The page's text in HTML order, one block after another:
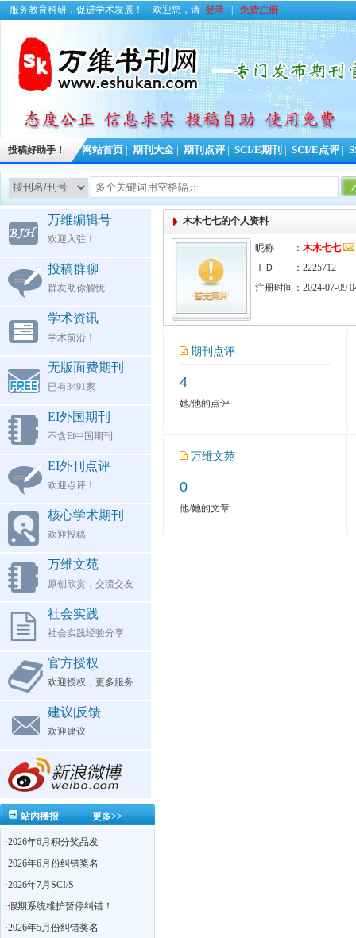
服务教育科研，促进学术发展！ 欢迎您，请 登录 免费注册
投稿好助手！ 网站首页 期刊大全 期刊点评 SCI/E期刊 SCI/E点评
今日更新期刊
万维编辑号
欢迎入驻！
投稿群聊
群友助你解忧
学术资讯
学术前沿！
无版面费期刊
已有3491家
EI外国期刊
不含Ei中国期刊
EI外刊点评
欢迎点评！
核心学术期刊
欢迎投稿
万维文苑
原创欣赏，交流交友
社会实践
社会实践经验分享
官方授权
欢迎授权，更多服务
建议|反馈
欢迎建议
更多>>
站内播报
·2026年6月积分奖品发
·2026年6月份纠错奖名
·2026年7月SCI/S
·假期系统维护暂停纠错！
·2026年5月份纠错奖名
木木七七的个人资料
昵称 ： 木木七七
ＩＤ ：2225712
注册时间：2024-07-09
期刊点评
4
她/他的点评
万维文苑
0
他/她的文章